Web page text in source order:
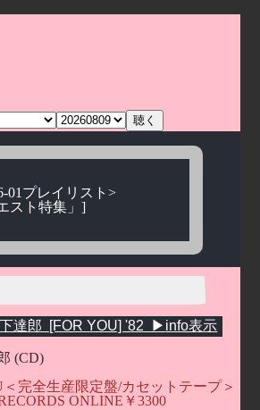
01プレイリスト>
スト特集」]
(CD)
完全生産限定盤/カセットテープ＞
ONLINE￥3300